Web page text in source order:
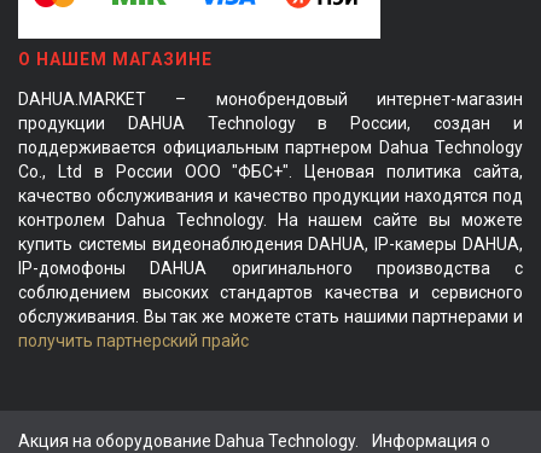
О НАШЕМ МАГАЗИНЕ
DAHUA.MARKET – монобрендовый интернет-магазин
продукции DAHUA Technology в России, создан и
поддерживается официальным партнером Dahua Technology
Co., Ltd в России ООО "ФБС+". Ценовая политика сайта,
качество обслуживания и качество продукции находятся под
контролем Dahua Technology. На нашем сайте вы можете
купить системы видеонаблюдения DAHUA, IP-камеры DAHUA,
IP-домофоны DAHUA оригинального производства с
соблюдением высоких стандартов качества и сервисного
обслуживания. Вы так же можете стать нашими партнерами и
получить партнерский прайс
Акция на оборудование Dahua Technology. Информация о